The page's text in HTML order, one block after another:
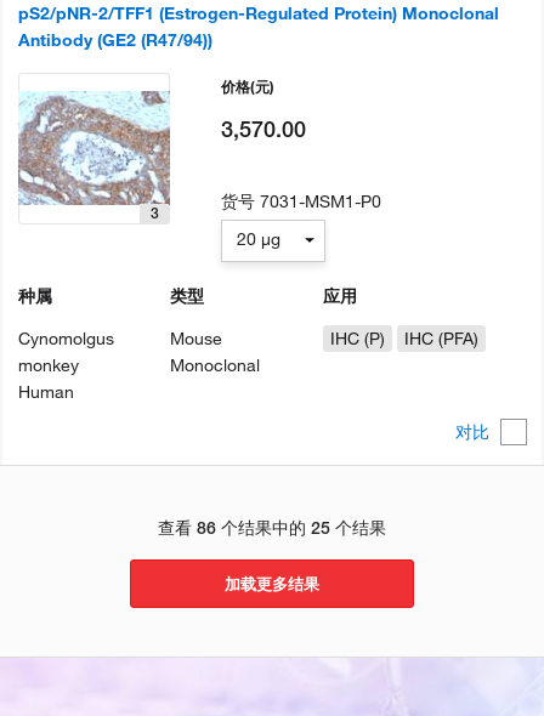
pS2/pNR-2/TFF1 (Estrogen-Regulated Protein) Monoclonal
Antibody (GE2 (R47/94))
对比
3
种属
Cynomolgus
monkey
Human
类型
Mouse
Monoclonal
应用
IHC (P)
IHC (PFA)
价格(元)
3,570.00
货号7031-MSM1-P0
20 µg
查看 86 个结果中的 25 个结果
加载更多结果